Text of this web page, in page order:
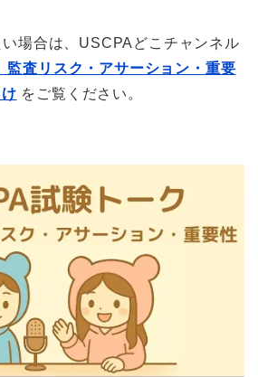
場合は、USCPAどこチャンネル
監査リスク・アサーション・重要
をご覧ください。